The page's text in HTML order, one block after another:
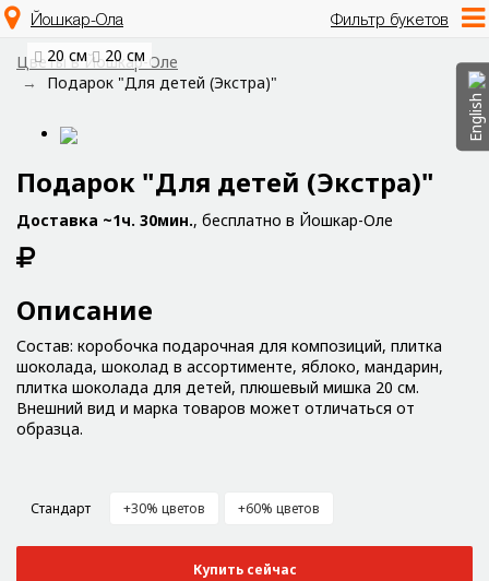
Фильтр букетов
Йошкар-Ола
Цветы в Йошкар-Оле
Подарок "Для детей (Экстра)"
20 см 20 см
Подарок "Для детей (Экстра)"
Доставка ~1ч. 30мин., бесплатно в Йошкар-Оле
Описание
Состав: коробочка подарочная для композиций, плитка
шоколада, шоколад в ассортименте, яблоко, мандарин,
плитка шоколада для детей, плюшевый мишка 20 см.
Внешний вид и марка товаров может отличаться от
образца.
Стандарт +30% цветов +60% цветов
Купить сейчас
English